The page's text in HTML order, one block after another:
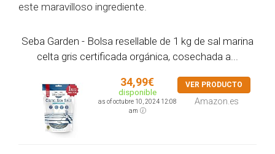
este maravilloso ingrediente.
Seba Garden - Bolsa resellable de 1 kg de sal marina
celta gris certificada orgánica, cosechada a...
34,99€
disponible
as of octubre 10, 2024 12:08
am
VER PRODUCTO
Amazon.es